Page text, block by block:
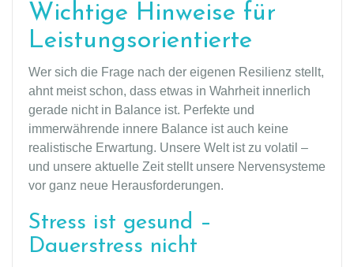
Wichtige Hinweise für
Leistungsorientierte
Wer sich die Frage nach der eigenen Resilienz stellt,
ahnt meist schon, dass etwas in Wahrheit innerlich
gerade nicht in Balance ist. Perfekte und
immerwährende innere Balance ist auch keine
realistische Erwartung. Unsere Welt ist zu volatil –
und unsere aktuelle Zeit stellt unsere Nervensysteme
vor ganz neue Herausforderungen.
Stress ist gesund –
Dauerstress nicht